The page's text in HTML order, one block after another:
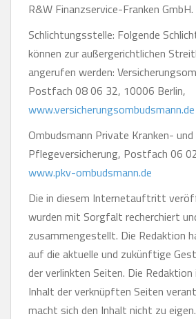
R&W Finanzservice-Franken GmbH.
Schlichtungsstelle: Folgende
können zur außergerichtlichen
angerufen werden:
Postfach 08 06 32, 10006 Berlin,
www.versicherungsombudsmann.de
Ombudsmann Private Kranken- und
Pflegeversicherung, Postfach 06
www.pkv-ombudsmann.de
Die in diesem Internetauftritt
wurden mit Sorgfalt recherchiert
zusammengestellt. Die Redaktion
auf die aktuelle und zukünftige
der verlinkten Seiten. Die
Inhalt der verknüpften Seiten
macht sich den Inhalt nicht zu